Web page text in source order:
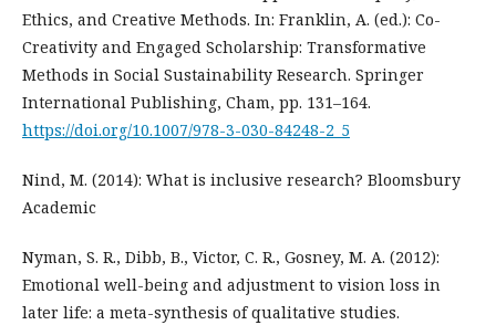
Ethics, and Creative Methods. In: Franklin, A. (ed.): Co-
Creativity and Engaged Scholarship: Transformative
Methods in Social Sustainability Research. Springer
International Publishing, Cham, pp. 131–164.
https://doi.org/10.1007/978-3-030-84248-2_5
Nind, M. (2014): What is inclusive research? Bloomsbury
Academic
Nyman, S. R., Dibb, B., Victor, C. R., Gosney, M. A. (2012):
Emotional well-being and adjustment to vision loss in
later life: a meta-synthesis of qualitative studies.